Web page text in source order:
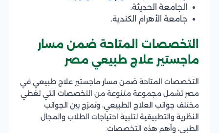
الجامعة الحديثة.
جامعة الأهرام الكندية.
التخصصات المتاحة ضمن مسار
ماجستير علاج طبيعي مصر
التخصصات المتاحة ضمن مسار ماجستير علاج طبيعي في
مصر تشمل مجموعة متنوعة من التخصصات التي تغطي
مختلف جوانب العلاج الطبيعي، وتمزج بين الجوانب
النظرية والتطبيقية لتلبية احتياجات الطلاب والمجال
الطبي، وأهم هذه التخصصات: